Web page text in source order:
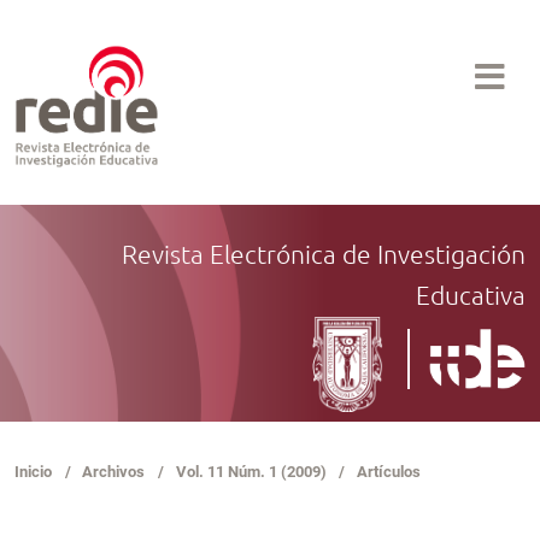
Revista Electrónica de Investigación
Educativa
Inicio / Archivos / Vol. 11 Núm. 1 (2009) / Artículos